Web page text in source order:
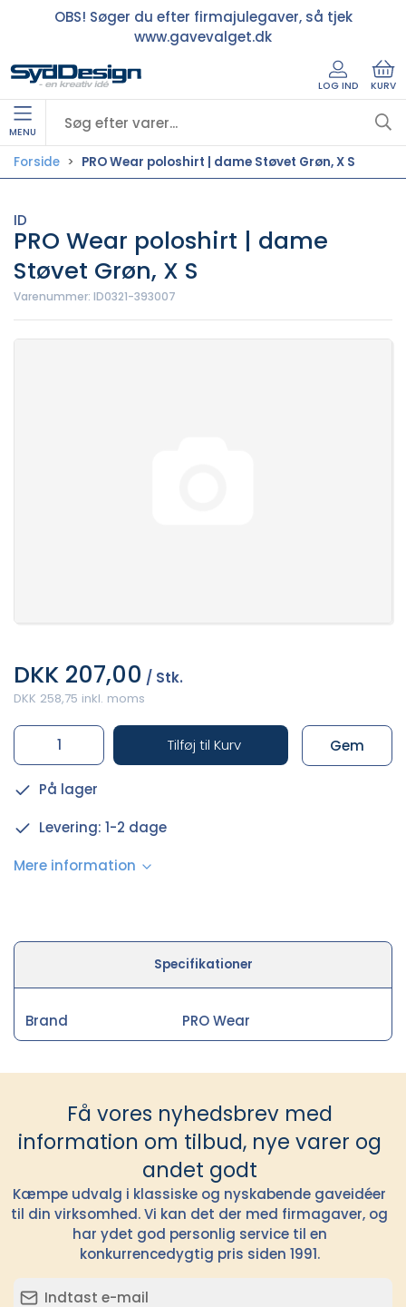
OBS! Søger du efter firmajulegaver, så tjek
www.gavevalget.dk
LOG IND KURV
MENU
Forside PRO Wear poloshirt | dame Støvet Grøn, X S
ID
PRO Wear poloshirt | dame
Støvet Grøn, X S
Varenummer: ID0321-393007
DKK 207,00 / Stk.
DKK 258,75 inkl. moms
Tilføj til Kurv Gem
På lager
Levering: 1-2 dage
Mere information
Specifikationer
Brand PRO Wear
Få vores nyhedsbrev med
information om tilbud, nye varer og
andet godt
Kæmpe udvalg i klassiske og nyskabende gaveidéer
til din virksomhed. Vi kan det der med firmagaver, og
har ydet god personlig service til en
konkurrencedygtig pris siden 1991.